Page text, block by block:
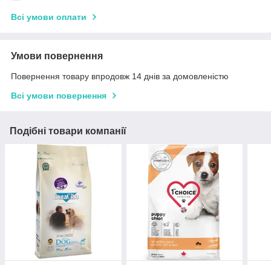
Всі умови оплати
Умови повернення
Повернення товару впродовж 14 днів за домовленістю
Всі умови повернення
Подібні товари компанії